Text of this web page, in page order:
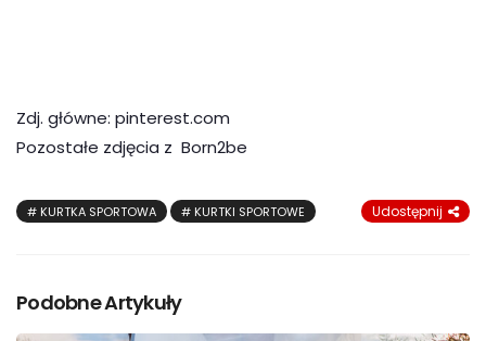
Zdj. główne: pinterest.com
Pozostałe zdjęcia z Born2be
KURTKA SPORTOWA KURTKI SPORTOWE Udostępnij
Podobne Artykuły